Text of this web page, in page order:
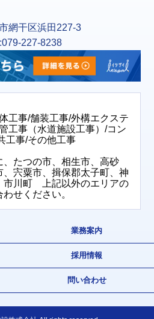
網干区浜田227-3
227-8238
工事/舗装工事/外構エクステ
工事（水道施設工事）/コン
工事/その他工事
たつの市、相生市、高砂
宍粟市、揖保郡太子町、神
市川町 上記以外のエリアの
せください。
業務案内
採用情報
問い合わせ